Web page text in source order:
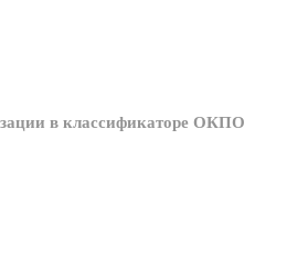
в классификаторе ОКПО